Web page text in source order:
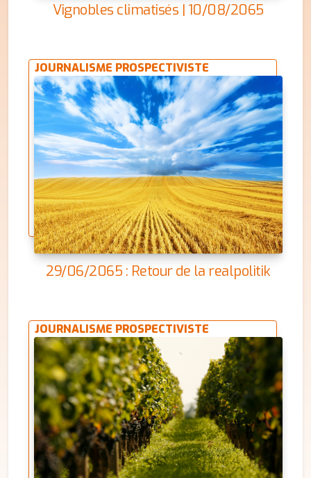
Vignobles climatisés | 10/08/2065
JOURNALISME PROSPECTIVISTE
29/06/2065 : Retour de la realpolitik
JOURNALISME PROSPECTIVISTE